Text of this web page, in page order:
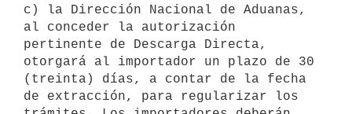
c) la Dirección Nacional de Aduanas,
al conceder la autorización
pertinente de Descarga Directa,
otorgará al importador un plazo de 30
(treinta) días, a contar de la fecha
de extracción, para regularizar los